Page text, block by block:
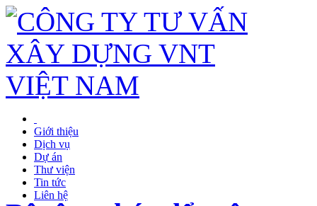
Giới thiệu
Dịch vụ
Dự án
Thư viện
Tin tức
Liên hệ